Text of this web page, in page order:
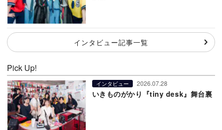
インタビュー記事一覧
Pick Up!
インタビュー 2026.07.28
いきものがかり『tiny desk』舞台裏